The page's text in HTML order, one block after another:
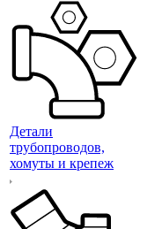
Детали
трубопроводов,
хомуты и крепеж